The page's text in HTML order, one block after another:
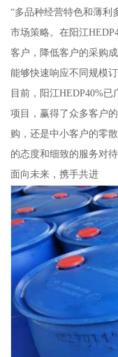
“多品种经营特色和薄利
市场策略。在阳江
客户，降低客户的采购
能够快速响应不同规模
目前，阳江HEDP40%
项目，赢得了众多客户
购，还是中小客户的零
的态度和细致的服务对
面向未来，携手共进